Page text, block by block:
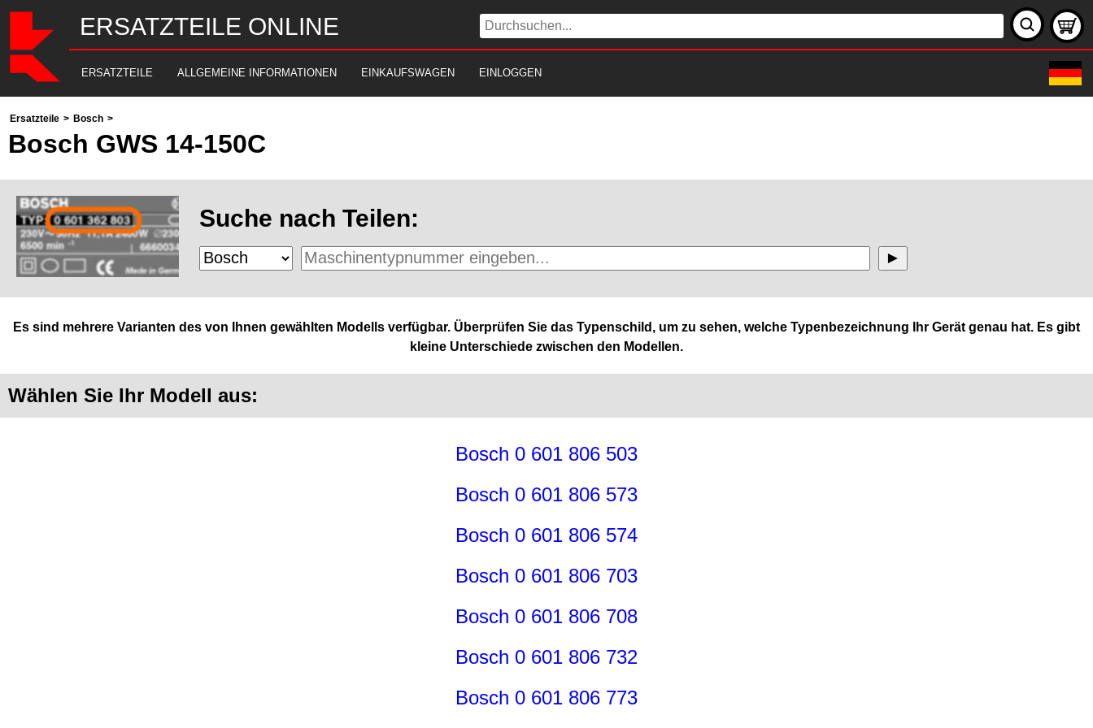
ERSATZTEILE ONLINE
ERSATZTEILE ALLGEMEINE INFORMATIONEN EINKAUFSWAGEN EINLOGGEN
Ersatzteile > Bosch >
Bosch GWS 14-150C
Suche nach Teilen:
Es sind mehrere Varianten des von Ihnen gewählten Modells verfügbar. Überprüfen Sie das Typenschild, um zu sehen, welche Typenbezeichnung Ihr Gerät genau hat. Es gibt
kleine Unterschiede zwischen den Modellen.
Wählen Sie Ihr Modell aus:
Bosch 0 601 806 503
Bosch 0 601 806 573
Bosch 0 601 806 574
Bosch 0 601 806 703
Bosch 0 601 806 708
Bosch 0 601 806 732
Bosch 0 601 806 773